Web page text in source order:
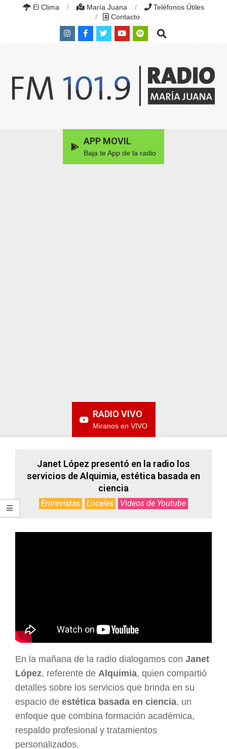
El Clima María Juana
Teléfonos Útiles
Contacto
Search
APP MOVIL
Baja te App de la radio
RADIO VIVO
Miranos en VIVO
Janet López presentó en la radio los
servicios de Alquimia, estética basada en
ciencia
Entrevistas Locales Videos de Youtube
En la mañana de la radio dialogamos con Janet
López, referente de Alquimia, quien compartió
detalles sobre los servicios que brinda en su
espacio de estética basada en ciencia, un
enfoque que combina formación académica,
respaldo profesional y tratamientos
personalizados.